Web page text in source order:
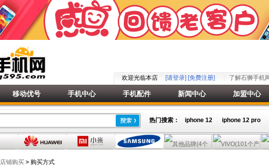
欢迎光临本店 [请登录] [免费注册] 了解石狮手机
移动优号 手机中心 手机配件 新闻中心 加盟中心
热门搜索： iphone 12 iphone 12 pro
店铺购买 > 购买方式